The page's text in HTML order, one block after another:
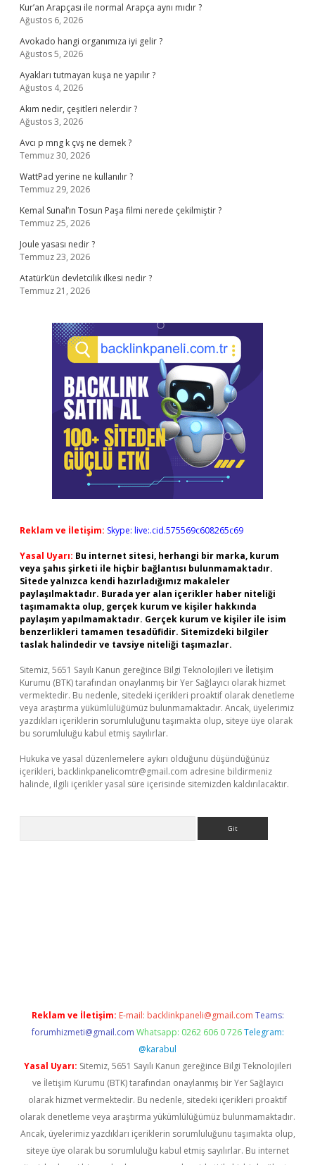
Kur’an Arapçası ile normal Arapça aynı mıdır ?
Ağustos 6, 2026
Avokado hangi organımıza iyi gelir ?
Ağustos 5, 2026
Ayakları tutmayan kuşa ne yapılır ?
Ağustos 4, 2026
Akım nedir, çeşitleri nelerdir ?
Ağustos 3, 2026
Avcı p mng k çvş ne demek ?
Temmuz 30, 2026
WattPad yerine ne kullanılır ?
Temmuz 29, 2026
Kemal Sunal’ın Tosun Paşa filmi nerede çekilmiştir ?
Temmuz 25, 2026
Joule yasası nedir ?
Temmuz 23, 2026
Atatürk’ün devletcilik ilkesi nedir ?
Temmuz 21, 2026
Reklam ve İletişim: Skype: live:.cid.575569c608265c69
Yasal Uyarı: Bu internet sitesi, herhangi bir marka, kurum
veya şahıs şirketi ile hiçbir bağlantısı bulunmamaktadır.
Sitede yalnızca kendi hazırladığımız makaleler
paylaşılmaktadır. Burada yer alan içerikler haber niteliği
taşımamakta olup, gerçek kurum ve kişiler hakkında
paylaşım yapılmamaktadır. Gerçek kurum ve kişiler ile isim
benzerlikleri tamamen tesadüfidir. Sitemizdeki bilgiler
taslak halindedir ve tavsiye niteliği taşımazlar.
Sitemiz, 5651 Sayılı Kanun gereğince Bilgi Teknolojileri ve İletişim
Kurumu (BTK) tarafından onaylanmış bir Yer Sağlayıcı olarak hizmet
vermektedir. Bu nedenle, sitedeki içerikleri proaktif olarak denetleme
veya araştırma yükümlülüğümüz bulunmamaktadır. Ancak, üyelerimiz
yazdıkları içeriklerin sorumluluğunu taşımakta olup, siteye üye olarak
bu sorumluluğu kabul etmiş sayılırlar.
Hukuka ve yasal düzenlemelere aykırı olduğunu düşündüğünüz
içerikleri, backlinkpanelicomtr@gmail.com adresine bildirmeniz
halinde, ilgili içerikler yasal süre içerisinde sitemizden kaldırılacaktır.
Reklam ve İletişim: E-mail: backlinkpaneli@gmail.com Teams:
forumhizmeti@gmail.com Whatsapp: 0262 606 0 726 Telegram:
@karabul
Yasal Uyarı: Sitemiz, 5651 Sayılı Kanun gereğince Bilgi Teknolojileri
ve İletişim Kurumu (BTK) tarafından onaylanmış bir Yer Sağlayıcı
olarak hizmet vermektedir. Bu nedenle, sitedeki içerikleri proaktif
olarak denetleme veya araştırma yükümlülüğümüz bulunmamaktadır.
Ancak, üyelerimiz yazdıkları içeriklerin sorumluluğunu taşımakta olup,
siteye üye olarak bu sorumluluğu kabul etmiş sayılırlar. Bu internet